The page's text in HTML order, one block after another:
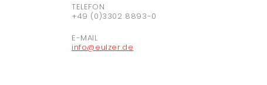
TELEFON
+49 (0)3302 8893-0
E-MAIL
info@eulzer.de